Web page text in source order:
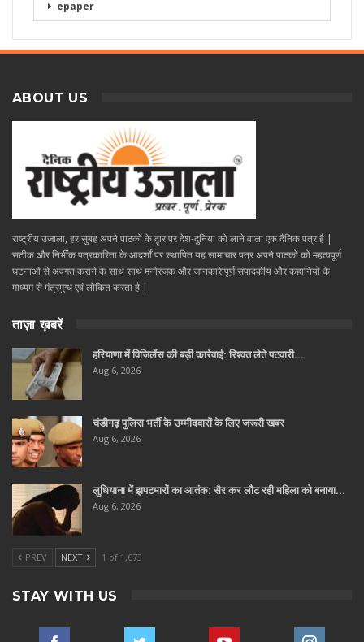
epaper
ABOUT US
राष्ट्रीय उजाला, हर सुबह अपने पाठकों के दॄार पर देश-दुनिया को लाने वाला एक दैनिक पत्र है |
सटीक और निभींक पत्रकारिता के आदर्शों पर स्थापित यह सामाचार पत्र अपने पाठकों को महत्वपूर्ण
घटनाओं से अवगत कराने के साथ साथ मनोरंजक और जानकारीपूर्ण संपादकीय और कहानियों के
माध्यम से मंत्रमुग्ध एवं लोकित करता है |
ताज़ा ख़बरें
हरियाणा में विजिलेंस की बड़ी कार्रवाई: रिश्वत लेते पटवारी…
Aug 6, 2026
चंडीगढ़ पुलिस भर्ती के उम्मीदवारों के लिए जरूरी खबर
Aug 6, 2026
लुधियाना में झपटमारों का आतंक: सैर कर लौट रही महिला को बनाया…
Aug 6, 2026
PREV NEXT 1 of 1,673
STAY WITH US